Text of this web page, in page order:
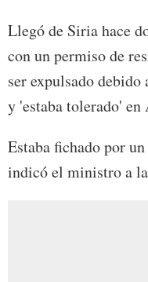
Llegó de Siria hace
con un permiso de
ser expulsado
y 'estaba tolerado'
Estaba fichado por
indicó el ministro a